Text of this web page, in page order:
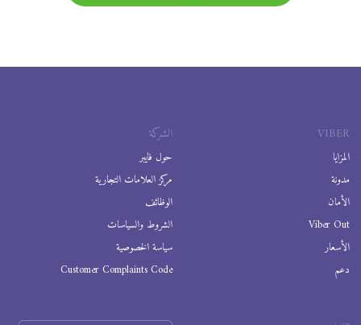
VIBER
المزايا
مدونة
الأمان
Viber Out
الأسعار
دعم
الشركة
حول فايبر
مركز العلامات التجارية
الوظائف
الشروط والسياسات
سياسة الخصوصية
Customer Complaints Code